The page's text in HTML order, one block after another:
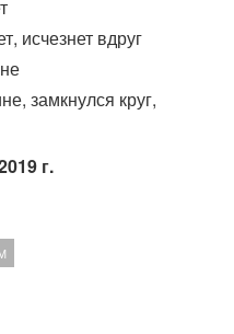
исчезнет вдруг
замкнулся круг,
г.